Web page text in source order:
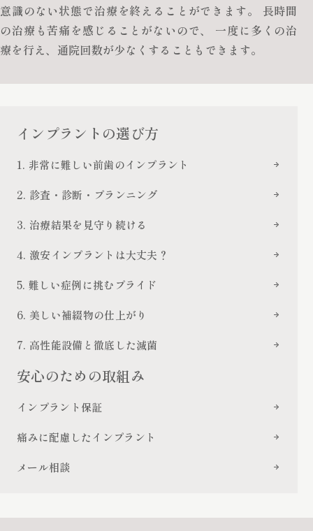
意識のない状態で治療を終えることができます。 長時間
の治療も苦痛を感じることがないので、 一度に多くの治
療を行え、通院回数が少なくすることもできます。
インプラントの選び方
1. 非常に難しい前歯のインプラント
2. 診査・診断・プランニング
3. 治療結果を見守り続ける
4. 激安インプラントは大丈夫？
5. 難しい症例に挑むプライド
6. 美しい補綴物の仕上がり
7. 高性能設備と徹底した滅菌
安心のための取組み
インプラント保証
痛みに配慮したインプラント
メール相談